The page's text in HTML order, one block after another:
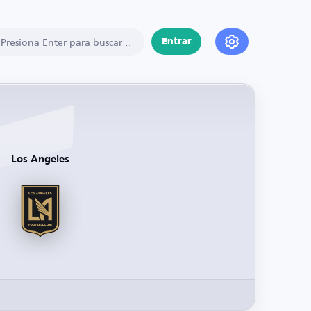
Entrar
Los Angeles